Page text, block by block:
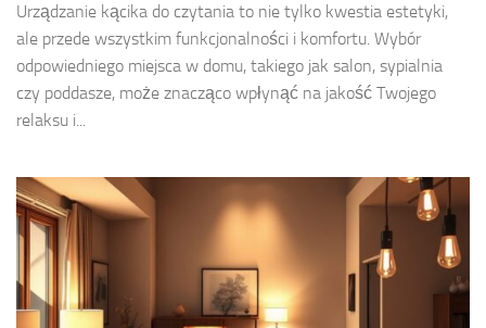
Urządzanie kącika do czytania to nie tylko kwestia estetyki,
ale przede wszystkim funkcjonalności i komfortu. Wybór
odpowiedniego miejsca w domu, takiego jak salon, sypialnia
czy poddasze, może znacząco wpłynąć na jakość Twojego
relaksu i...